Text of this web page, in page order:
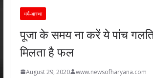
धर्म-आस्था
पूजा के समय ना करें ये पांच
मिलता है फल
August 29, 2020 www.newsofharyana.com